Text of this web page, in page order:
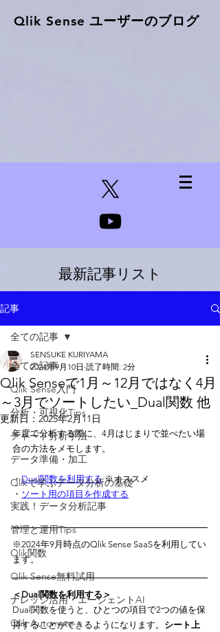
Qlik Sense ​ユーザーのブログ
最新記事リスト
記事
全ての記事
Qlik Sense入門
分析・可視化Tips
チャート分析手法
データ準備・加工
Qlikで学ぶデータ分析の基礎
実践！データ分析記事
管理と運用Tips
Qlik関数
Qlik Sense無料試用
ナレッジ活用・エージェントAI
Qlik Automate
全ての記事
Qlik Senseで1月～12月ではなく4月
～3月でソートしたい_Dual関数 他
SENSUKE KURIYAMA
2024年9月10日 読了時間: 2分
更新日： 2025年2月11日
年度で分析する際に、4月はじまりで並べたい場
合の方法をメモします。
・Dual関数を利用する ※オススメ
・ ソート用の項目を作成する
※2024年9月時点のQlik Sense SaaSを利用してい
ます。
＜Dual関数を利用する＞
Dual関数を使うと、ひとつの項目で2つの値を保
持することができるようになります。 シート上